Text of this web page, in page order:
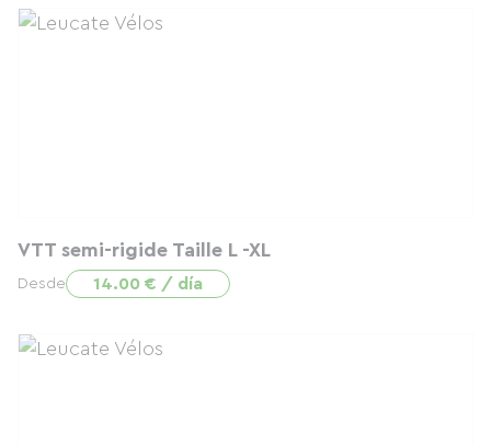
VTT semi-rigide Taille L -XL
Desde 14.00 € / día